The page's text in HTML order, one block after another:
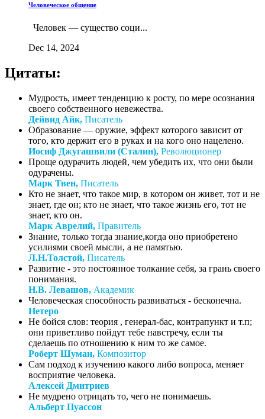
Человеческое общение
Человек — существо соци...
Dec 14, 2024
Цитаты:
Мудрость, имеет тенденцию к росту, по мере осознания
своего собственного невежества.
Дейвид Айк, Писатель
Образование — оружие, эффект которого зависит от
того, кто держит его в руках и на кого оно нацелено.
Иосиф Джугашвили (Сталин), Революционер
Проще одурачить людей, чем убедить их, что они были
одурачены.
Марк Твен, Писатель
Кто не знает, что такое мир, в котором он живет, тот и не
знает, где он; кто не знает, что такое жизнь его, тот не
знает, кто он.
Марк Аврелий, Правитель
Знание, только тогда знание,когда оно приобретено
усилиями своей мысли, а не памятью.
Л.Н.Толстой, Писатель
Развитие - это постоянное толкание себя, за грань своего
понимания.
Н.В. Левашов, Академик
Человеческая способность развиваться - бесконечна.
Нетеро
Не бойся слов: теория , генерал-бас, контрапункт и т.п;
они приветливо пойдут тебе навстречу, если ты
сделаешь по отношению к ним то же самое.
Роберт Шуман, Композитор
Сам подход к изучению какого либо вопроса, меняет
восприятие человека.
Алексей Дмитриев
Не мудрено отрицать то, чего не понимаешь.
Альберт Пуассон